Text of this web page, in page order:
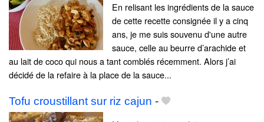
En relisant les ingrédients de la sauce
de cette recette consignée il y a cinq
ans, je me suis souvenu d'une autre
sauce, celle au beurre d’arachide et
au lait de coco qui nous a tant comblés récemment. Alors j’ai
décidé de la refaire à la place de la sauce...
Tofu croustillant sur riz cajun -